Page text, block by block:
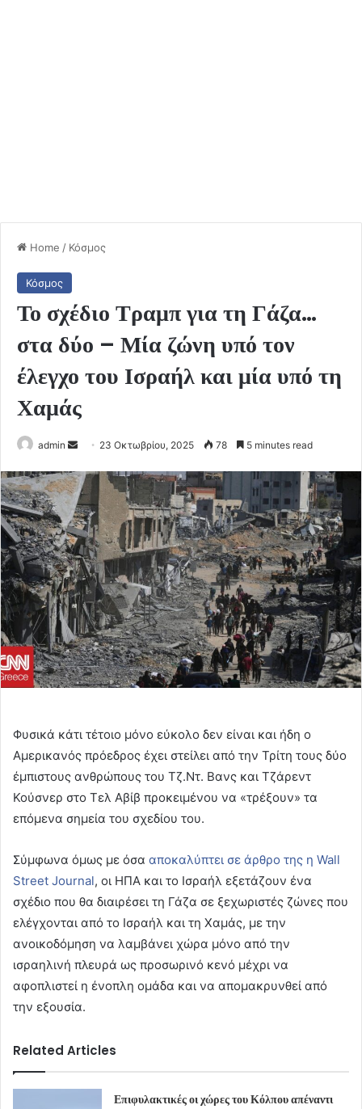
Home / Κόσμος
Κόσμος
Το σχέδιο Τραμπ για τη Γάζα…
στα δύο – Μία ζώνη υπό τον
έλεγχο του Ισραήλ και μία υπό τη
Χαμάς
admin
Send
email
23 Οκτωβρίου, 2025 78 5 minutes read
Φυσικά κάτι τέτοιο μόνο εύκολο δεν είναι και ήδη ο
Αμερικανός πρόεδρος έχει στείλει από την Τρίτη τους δύο
έμπιστους ανθρώπους του Τζ.Ντ. Βανς και Τζάρεντ
Κούσνερ στο Τελ Αβίβ προκειμένου να «τρέξουν» τα
επόμενα σημεία του σχεδίου του.
Σύμφωνα όμως με όσα αποκαλύπτει σε άρθρο της η Wall
Street Journal, οι ΗΠΑ και το Ισραήλ εξετάζουν ένα
σχέδιο που θα διαιρέσει τη Γάζα σε ξεχωριστές ζώνες που
ελέγχονται από το Ισραήλ και τη Χαμάς, με την
ανοικοδόμηση να λαμβάνει χώρα μόνο από την
ισραηλινή πλευρά ως προσωρινό κενό μέχρι να
αφοπλιστεί η ένοπλη ομάδα και να απομακρυνθεί από
την εξουσία.
Related Articles
Επιφυλακτικές οι χώρες του Κόλπου απέναντι